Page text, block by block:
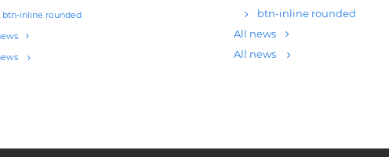
btn-inline rounded
btn-inline rounded
All news
All news